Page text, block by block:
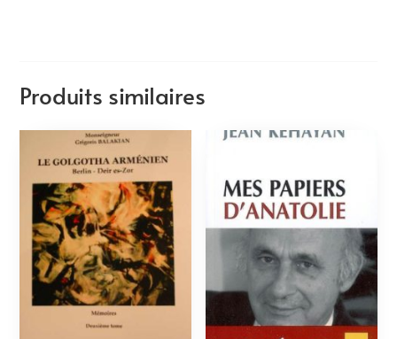
Produits similaires